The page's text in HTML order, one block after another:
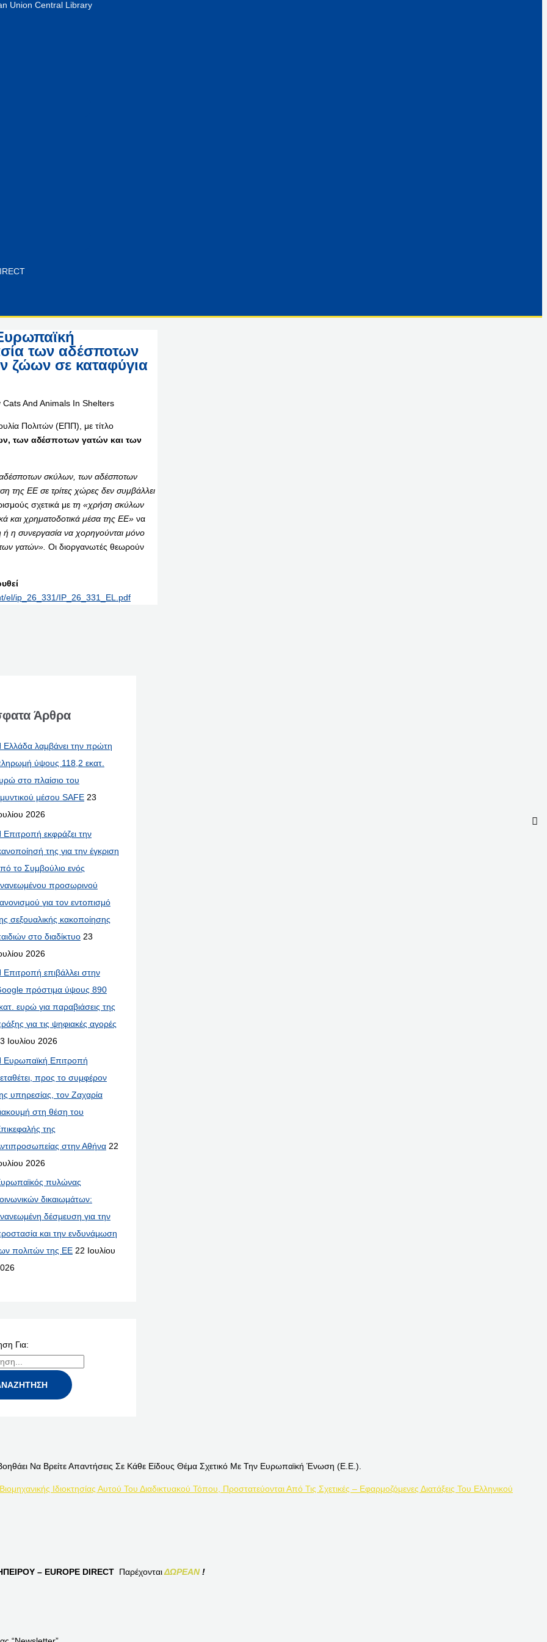
Union Central Library
των αδέσποτων
ζώων σε καταφύγια
Πολιτών (ΕΠΠ), με τίτλο
των αδέσποτων γατών και των
σκύλων, των αδέσποτων
της ΕΕ σε τρίτες χώρες δεν συμβάλλει
σχετικά με τη «χρήση σκύλων
και χρηματοδοτικά μέσα της ΕΕ» να
η συνεργασία να χορηγούνται μόνο
γατών». Οι διοργανωτές θεωρούν
el/ip_26_331/IP_26_331_EL.pdf
Άρθρα
Ελλάδα λαμβάνει την πρώτη
ύψους 118,2 εκατ.
στο πλαίσιο του
μέσου SAFE 23
2026
Επιτροπή εκφράζει την
της για την έγκριση
το Συμβούλιο ενός
προσωρινού
για τον εντοπισμό
σεξουαλικής κακοποίησης
στο διαδίκτυο 23
2026
Επιτροπή επιβάλλει στην
πρόστιμα ύψους 890
ευρώ για παραβιάσεις της
για τις ψηφιακές αγορές
Ιουλίου 2026
Ευρωπαϊκή Επιτροπή
προς το συμφέρον
υπηρεσίας, τον Ζαχαρία
στη θέση του
της
στην Αθήνα 22
2026
πυλώνας
δικαιωμάτων:
δέσμευση για την
και την ενδυνάμωση
πολιτών της ΕΕ 22 Ιουλίου
Για:
Να Βρείτε Απαντήσεις Σε Κάθε Είδους Θέμα Σχετικό Με Την Ευρωπαϊκή Ένωση (Ε.Ε.).
Ιδιοκτησίας Αυτού Του Διαδικτυακού Τόπου, Προστατεύονται Από Τις Σχετικές – Εφαρμοζόμενες Διατάξεις Του Ελληνικού
– EUROPE DIRECT ΠαρέχονταιΔΩΡΕΑΝ!